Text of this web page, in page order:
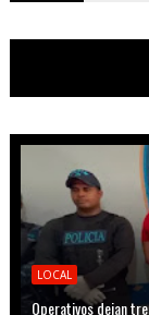
LOCAL
Operativos dejan